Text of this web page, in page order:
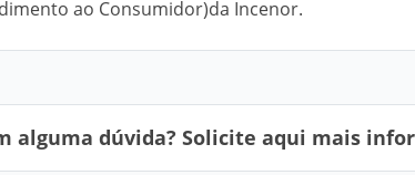
ao Consumidor)da Incenor.
alguma dúvida? Solicite aqui mais